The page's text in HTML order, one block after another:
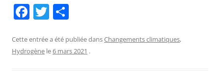
F
c
e
T
itt
er
ta
g
Cette entrée a été publiée dansChangements climatiques,
Hydrogène le6 mars 2021 .